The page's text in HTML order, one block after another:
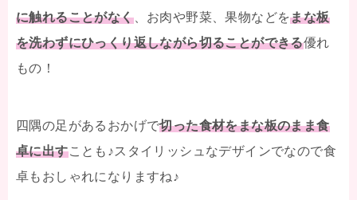
に触れることがなく、お肉や野菜、果物などをまな板
を洗わずにひっくり返しながら切ることができる優れ
もの！
四隅の足があるおかげで切った食材をまな板のまま食
卓に出すことも♪スタイリッシュなデザインでなので食
卓もおしゃれになりますね♪